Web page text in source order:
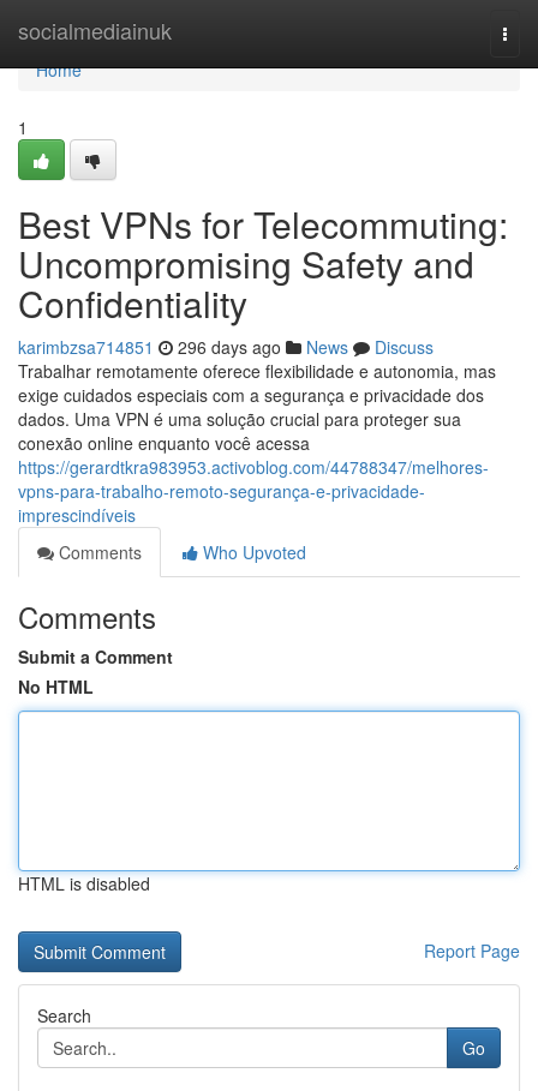
socialmediainuk
Home
Home
1
Best VPNs for Telecommuting:
Uncompromising Safety and
Confidentiality
karimbzsa714851 296 days ago News
Discuss
Trabalhar remotamente oferece flexibilidade e autonomia, mas
exige cuidados especiais com a segurança e privacidade dos
dados. Uma VPN é uma solução crucial para proteger sua
conexão online enquanto você acessa
https://gerardtkra983953.activoblog.com/44788347/melhores-
vpns-para-trabalho-remoto-segurança-e-privacidade-
imprescindíveis
Comments
Who Upvoted
Comments
Submit a Comment
No HTML
HTML is disabled
Report Page
Search
Go